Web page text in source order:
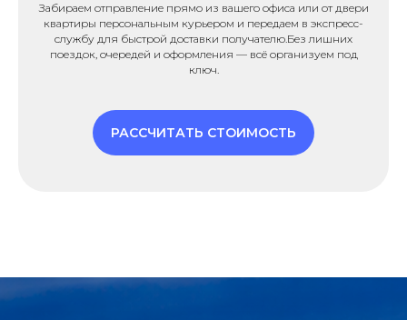
Забираем отправление прямо из вашего офиса или от двери
квартиры персональным курьером и передаем в экспресс-
службу для быстрой доставки получателю.Без лишних
поездок, очередей и оформления — всё организуем под
ключ.
РАССЧИТАТЬ СТОИМОСТЬ